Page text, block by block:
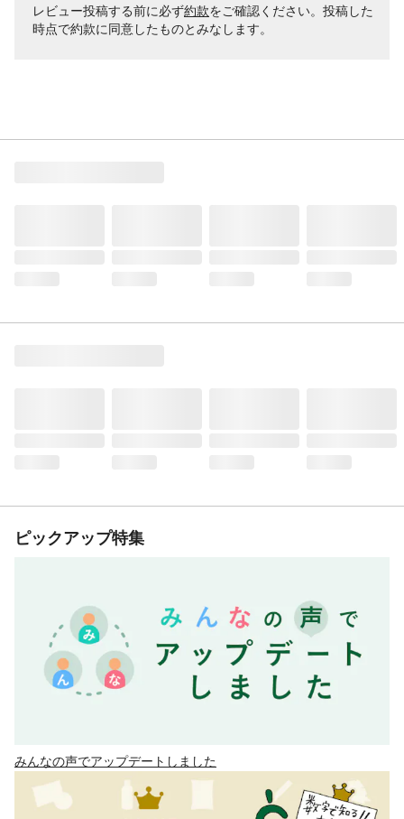
レビュー投稿する前に必ず約款をご確認ください。投稿した
時点で約款に同意したものとみなします。
ピックアップ特集
みんなの声でアップデートしました